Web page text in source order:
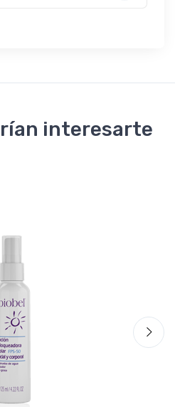
interesarte